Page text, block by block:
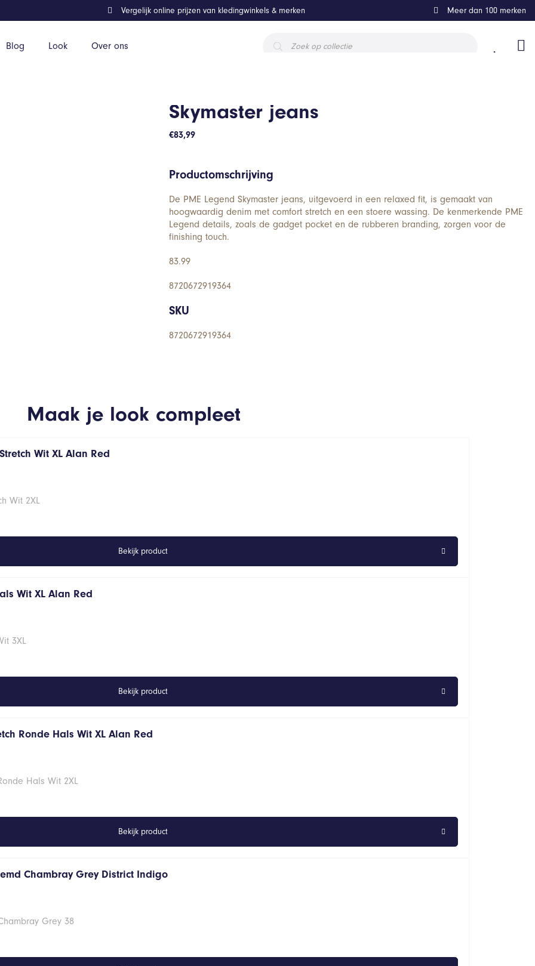
Blog Look Over ons
zoeken
Vergelijk online prijzen van kledingwinkels & merken Meer dan 100 merken
Skymaster jeans
€83,99
Productomschrijving
De PME Legend Skymaster jeans, uitgevoerd in een relaxed fit, is gemaakt van
hoogwaardig denim met comfort stretch en een stoere wassing. De kenmerkende PME
Legend details, zoals de gadget pocket en de rubberen branding, zorgen voor de
finishing touch.
83.99
8720672919364
SKU
8720672919364
Maak je look compleet
Wit XL Alan Red
Wit 2XL
Bekijk product
Wit XL Alan Red
3XL
Bekijk product
Ronde Hals Wit XL Alan Red
Hals Wit 2XL
Bekijk product
Chambray Grey District Indigo
Grey 38